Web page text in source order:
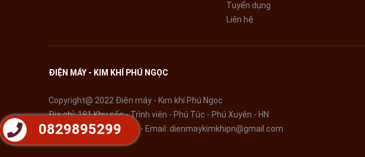
Tuyển dụng
Liên hệ
ĐIỆN MÁY - KIM KHÍ PHÚ NGỌC
Copyright@ 2022 Điện máy - Kim khí Phú Ngọc
Địa chỉ: 181 Khu sốc - Trình viên - Phú Túc - Phú Xuyên - HN
Điện thoại:0829895299- Email: dienmaykimkhipn@gmail.com
0829895299